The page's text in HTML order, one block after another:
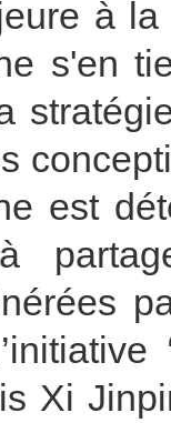
à
s'en
est
à
Xi